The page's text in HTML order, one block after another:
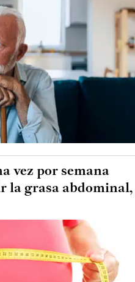
vez por semana
la grasa abdominal,